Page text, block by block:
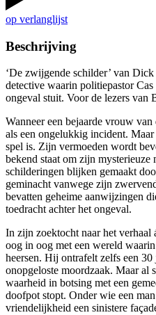
op verlanglijst
Beschrijving
‘De zwijgende schilder’ van
detective waarin politiepastor
ongeval stuit. Voor de lezers van
Wanneer een bejaarde vrouw
als een ongelukkig incident.
spel is. Zijn vermoeden wordt
bekend staat om zijn
schilderingen blijken gemaakt
geminacht vanwege zijn
bevatten geheime aanwijzingen
toedracht achter het ongeval.
In zijn zoektocht naar het verhaal
oog in oog met een wereld
heersen. Hij ontrafelt zelfs een
onopgeloste moordzaak. Maar al
waarheid in botsing met een
doofpot stopt. Onder wie een
vriendelijkheid een sinistere